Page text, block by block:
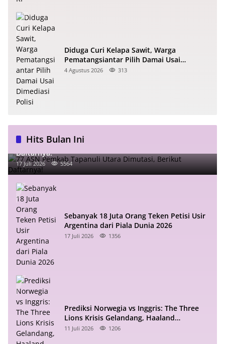
Diduga Curi Kelapa Sawit, Warga
Pematangsiantar Pilih Damai Usai
Dimediasi Polisi
4 Agustus 2026 313
Hits Bulan Ini
77 ASN Pemkab Tapanuli Utara Dimutasi, Berikut
Daftarnya!
17 Juli 2026 5564
Sebanyak 18 Juta Orang Teken Petisi Usir
Argentina dari Piala Dunia 2026
17 Juli 2026 1356
Prediksi Norwegia vs Inggris: The Three
Lions Krisis Gelandang, Haaland
Mengintai
11 Juli 2026 1206